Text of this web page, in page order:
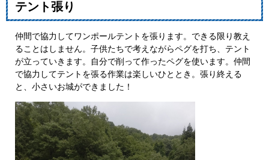
テント張り
仲間で協力してワンポールテントを張ります。できる限り教え
ることはしません。子供たちで考えながらペグを打ち、テント
が立っていきます。自分で削って作ったペグを使います。仲間
で協力してテントを張る作業は楽しいひととき。張り終える
と、小さいお城ができました！​